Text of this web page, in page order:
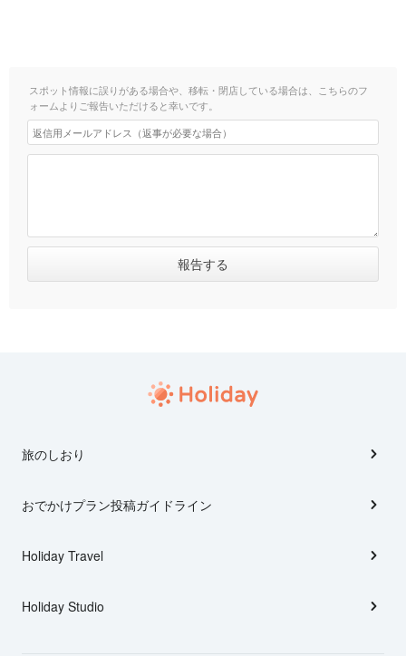
スポット情報に誤りがある場合や、移転・閉店している場合は、こちらのフ
ォームよりご報告いただけると幸いです。
旅のしおり
おでかけプラン投稿ガイドライン
Holiday Travel
Holiday Studio